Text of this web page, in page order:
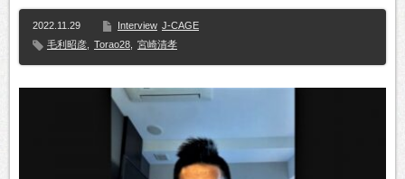
2022.11.29 Interview J-CAGE
毛利昭彦
Torao28 宮崎清孝